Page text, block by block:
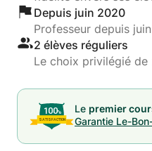
Depuis juin 2020
Professeur depuis
2 élèves réguliers
Le choix privilégié de
Le premier
Garantie Le-